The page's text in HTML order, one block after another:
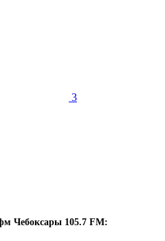
3
Чебоксары 105.7 FM: